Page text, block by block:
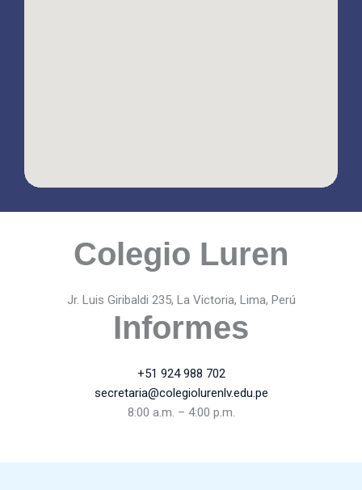
Colegio Luren
Jr. Luis Giribaldi 235, La Victoria, Lima, Perú
Informes
+51 924 988 702
secretaria@colegiolurenlv.edu.pe
8:00 a.m. – 4:00 p.m.